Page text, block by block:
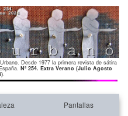
Desde 1977 la primera revista de sátira
Nº 254. Extra Verano (Julio Agosto
.
Pantallas